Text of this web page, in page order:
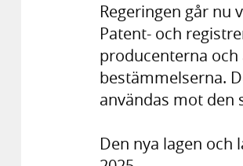
Regeringen går
Patent- och
producenterna
bestämmelserna.
användas mot den
Den nya lagen